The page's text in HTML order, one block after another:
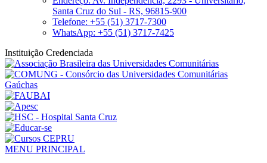
Santa Cruz do Sul - RS, 96815-900
Telefone: +55 (51) 3717-7300
WhatsApp: +55 (51) 3717-7425
Instituição Credenciada
MENU PRINCIPAL